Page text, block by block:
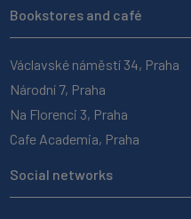
Bookstores and café
Václavské náměstí 34, Praha
Národní 7, Praha
Na Florenci 3, Praha
Cafe Academia, Praha
Social networks